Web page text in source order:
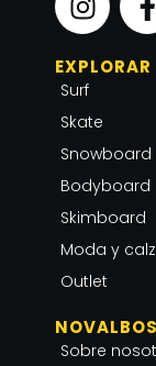
n
s
t
a
g
r
a
m
c
e
o
k
f
EXPLORAR
Surf
Skate
Snowboard
Bodyboard
Skimboard
Moda y
Outlet
NOVALBOS
Sobre